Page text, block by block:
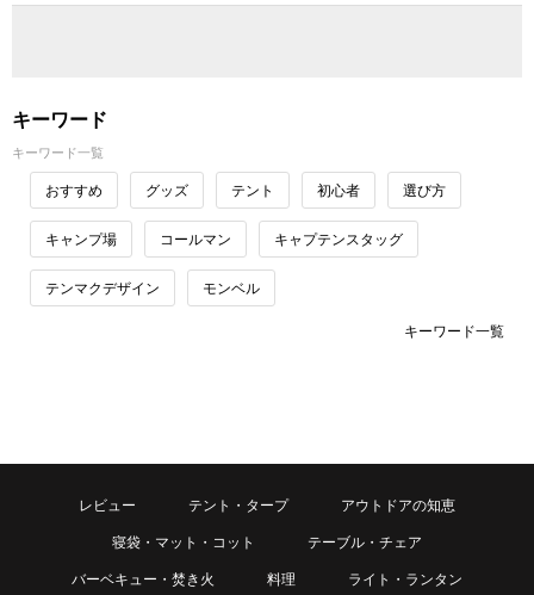
キーワード
キーワード一覧
おすすめ グッズ テント 初心者 選び方
キャンプ場 コールマン キャプテンスタッグ
テンマクデザイン モンベル
キーワード一覧
レビュー テント・タープ アウトドアの知恵
寝袋・マット・コット テーブル・チェア
バーベキュー・焚き火 料理 ライト・ランタン